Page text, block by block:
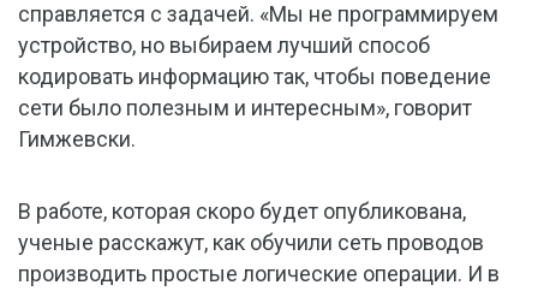
справляется с задачей. «Мы не программируем
устройство, но выбираем лучший способ
кодировать информацию так, чтобы поведение
сети было полезным и интересным», говорит
Гимжевски.
В работе, которая скоро будет опубликована,
ученые расскажут, как обучили сеть проводов
производить простые логические операции. И в